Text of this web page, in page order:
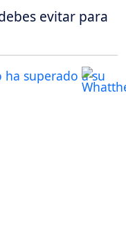
evitar para